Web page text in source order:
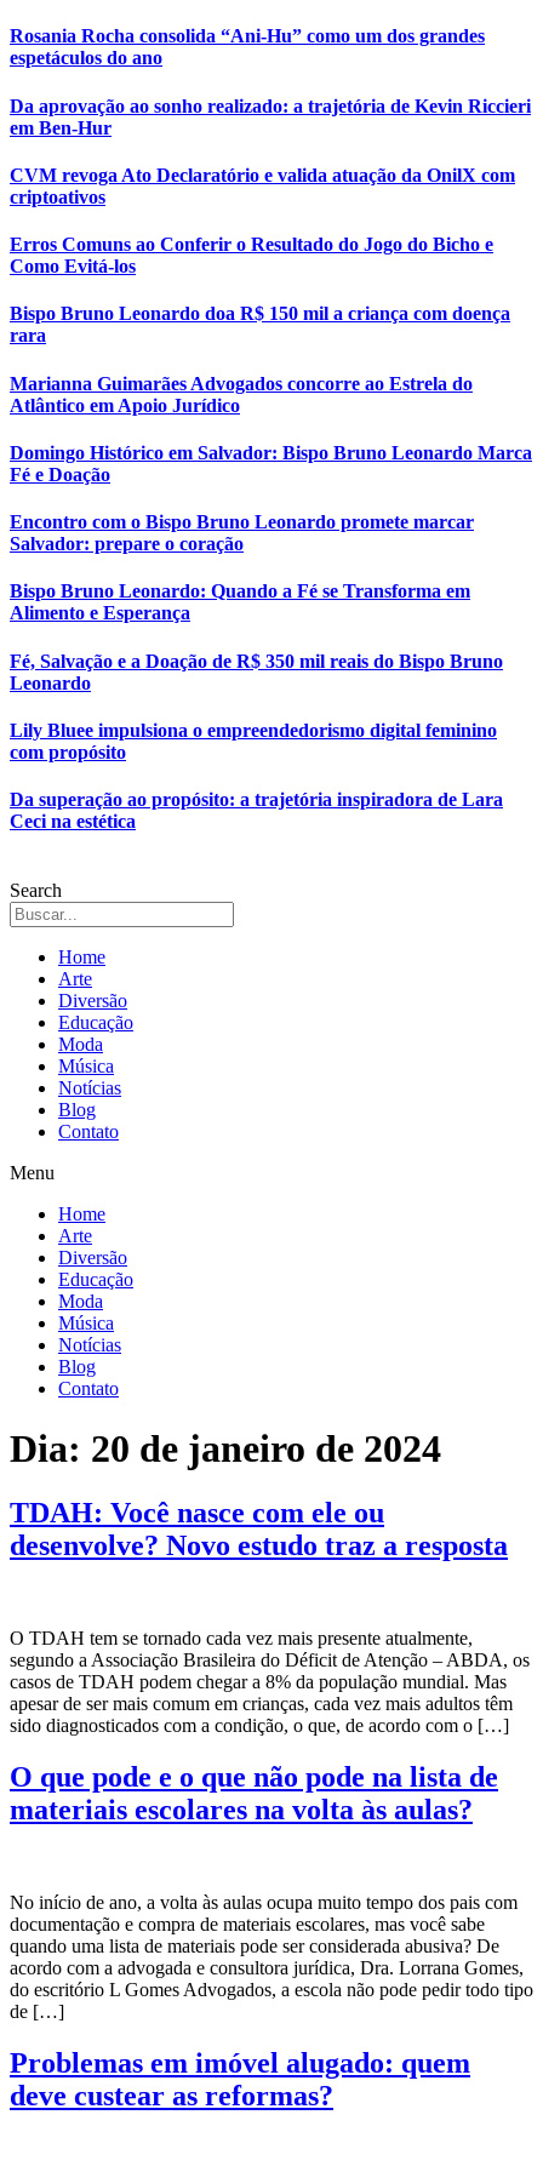
Rosania Rocha consolida “Ani-Hu” como um dos grandes
espetáculos do ano
Da aprovação ao sonho realizado: a trajetória de Kevin Riccieri
em Ben-Hur
CVM revoga Ato Declaratório e valida atuação da OnilX com
criptoativos
Erros Comuns ao Conferir o Resultado do Jogo do Bicho e
Como Evitá-los
Bispo Bruno Leonardo doa R$ 150 mil a criança com doença
rara
Marianna Guimarães Advogados concorre ao Estrela do
Atlântico em Apoio Jurídico
Domingo Histórico em Salvador: Bispo Bruno Leonardo Marca
Fé e Doação
Encontro com o Bispo Bruno Leonardo promete marcar
Salvador: prepare o coração
Bispo Bruno Leonardo: Quando a Fé se Transforma em
Alimento e Esperança
Fé, Salvação e a Doação de R$ 350 mil reais do Bispo Bruno
Leonardo
Lily Bluee impulsiona o empreendedorismo digital feminino
com propósito
Da superação ao propósito: a trajetória inspiradora de Lara
Ceci na estética
Search
Home
Arte
Diversão
Educação
Moda
Música
Notícias
Blog
Contato
Menu
Home
Arte
Diversão
Educação
Moda
Música
Notícias
Blog
Contato
Dia: 20 de janeiro de 2024
TDAH: Você nasce com ele ou
desenvolve? Novo estudo traz a resposta
O TDAH tem se tornado cada vez mais presente atualmente,
segundo a Associação Brasileira do Déficit de Atenção – ABDA, os
casos de TDAH podem chegar a 8% da população mundial. Mas
apesar de ser mais comum em crianças, cada vez mais adultos têm
sido diagnosticados com a condição, o que, de acordo com o […]
O que pode e o que não pode na lista de
materiais escolares na volta às aulas?
No início de ano, a volta às aulas ocupa muito tempo dos pais com
documentação e compra de materiais escolares, mas você sabe
quando uma lista de materiais pode ser considerada abusiva? De
acordo com a advogada e consultora jurídica, Dra. Lorrana Gomes,
do escritório L Gomes Advogados, a escola não pode pedir todo tipo
de […]
Problemas em imóvel alugado: quem
deve custear as reformas?